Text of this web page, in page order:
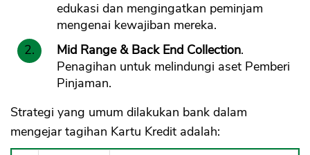
edukasi dan mengingatkan peminjam
mengenai kewajiban mereka.
Mid Range & Back End Collection.
Penagihan untuk melindungi aset Pemberi
Pinjaman.
Strategi yang umum dilakukan bank dalam
mengejar tagihan Kartu Kredit adalah: